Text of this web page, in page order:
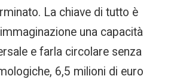
La chiave di tutto è
una capacità
e farla circolare senza
6,5 milioni di euro